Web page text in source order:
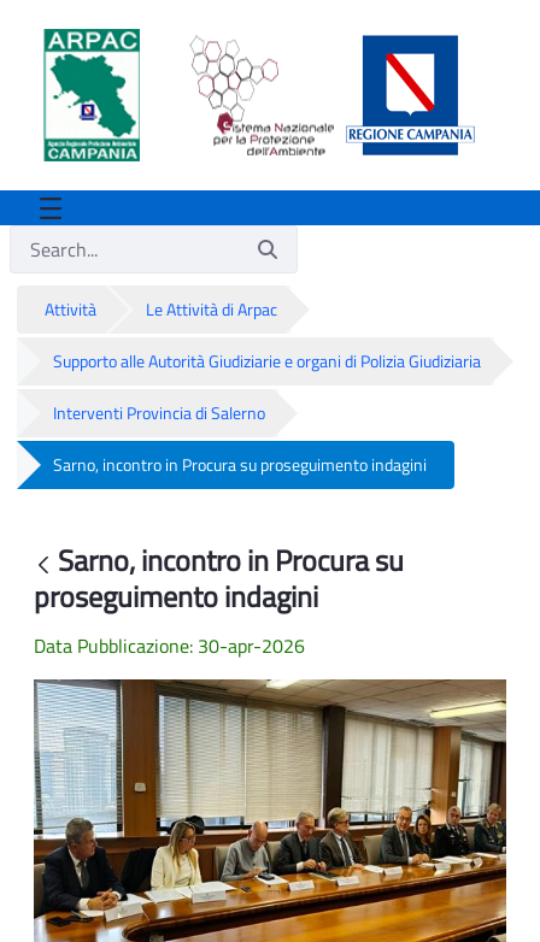
Attività Le Attività di Arpac
Supporto alle Autorità Giudiziarie e organi di Polizia Giudiziaria
Interventi Provincia di Salerno
Sarno, incontro in Procura su proseguimento indagini
Back
Sarno, incontro in Procura su
proseguimento indagini
Data Pubblicazione: 30-apr-2026